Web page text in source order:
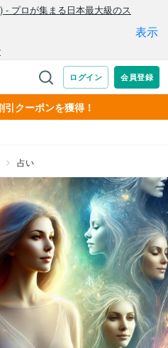
クーポンを獲得！
占い